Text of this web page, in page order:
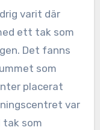
varit där
ett tak som
Det fanns
som
placerat
var
som